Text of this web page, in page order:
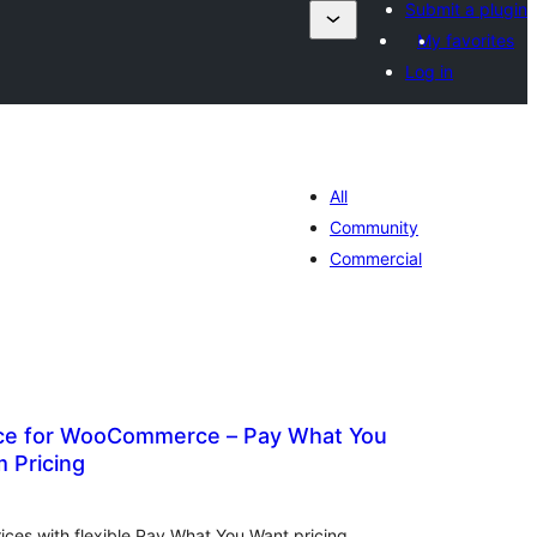
Submit a plugin
My favorites
Log in
All
Community
Commercial
for WooCommerce – Pay What You
Pricing